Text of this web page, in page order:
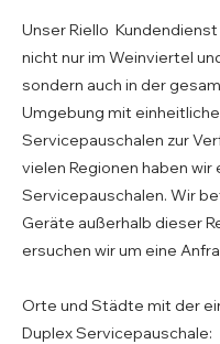
Unser Riello
nicht nur im Weinviertel
sondern auch in der
Umgebung mit
Servicepauschalen zur
vielen Regionen haben wir
Servicepauschalen. Wir
Geräte außerhalb dieser
ersuchen wir um eine
Orte und Städte mit der
Duplex Servicepauschale: